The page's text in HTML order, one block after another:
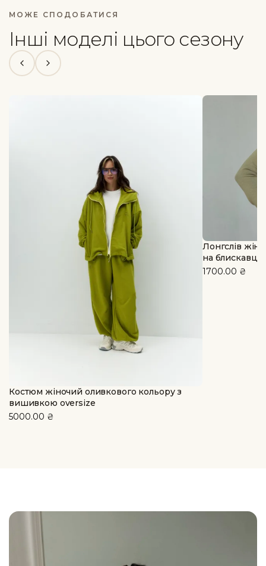
МОЖЕ СПОДОБАТИСЯ
Інші моделі цього сезону
Костюм жіночий оливкового кольору з
вишивкою oversize
5000.00 ₴
Лонгслів
на блискавці
1700.00 ₴